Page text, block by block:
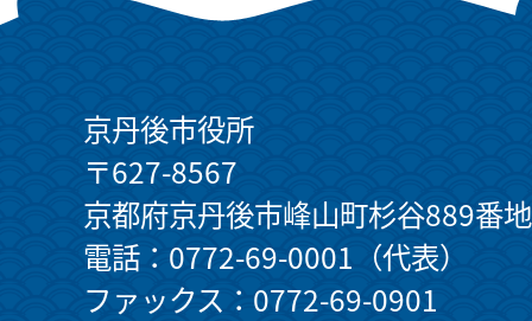
京丹後市役所
〒627-8567
京都府京丹後市峰山町杉谷889番地
電話：0772-69-0001（代表）
ファックス：0772-69-0901